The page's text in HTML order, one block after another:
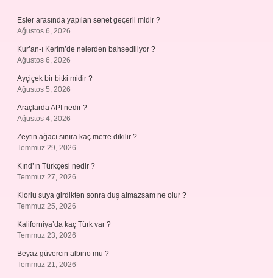
Eşler arasında yapılan senet geçerli midir ?
Ağustos 6, 2026
Kur’an-ı Kerim’de nelerden bahsediliyor ?
Ağustos 6, 2026
Ayçiçek bir bitki midir ?
Ağustos 5, 2026
Araçlarda API nedir ?
Ağustos 4, 2026
Zeytin ağacı sınıra kaç metre dikilir ?
Temmuz 29, 2026
Kınd’ın Türkçesi nedir ?
Temmuz 27, 2026
Klorlu suya girdikten sonra duş almazsam ne olur ?
Temmuz 25, 2026
Kaliforniya’da kaç Türk var ?
Temmuz 23, 2026
Beyaz güvercin albino mu ?
Temmuz 21, 2026